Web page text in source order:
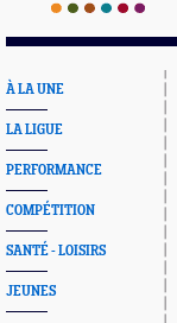
À LA UNE
LA LIGUE
PERFORMANCE
COMPÉTITION
SANTÉ - LOISIRS
JEUNES